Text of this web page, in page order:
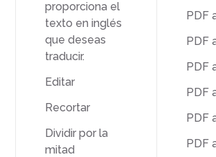
proporciona el
texto en inglés
que deseas
traducir.
Editar
Recortar
Dividir por la
mitad
PDF
PDF
PDF
PDF
PDF
PDF